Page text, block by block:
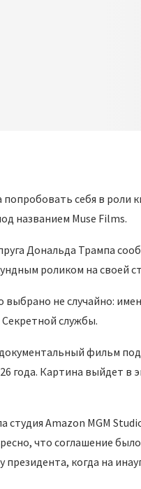
себя в роли
названием Muse Films.
Дональда Трампа
роликом на своей
не случайно:
службы.
фильм
года. Картина выйдет
студия Amazon MGM
что соглашение
когда на